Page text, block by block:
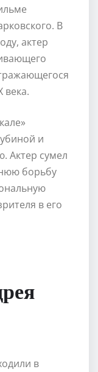
В
актер
века.
и
Актер сумел
борьбу
в его
в